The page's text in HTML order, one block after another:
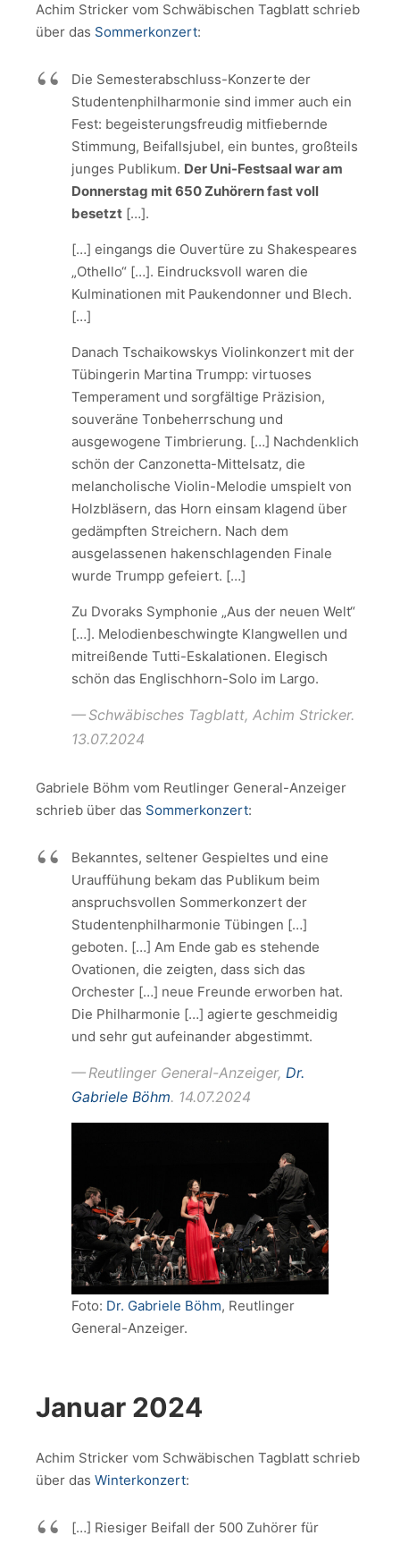
Achim Stricker vom Schwäbischen Tagblatt schrieb
über das Sommerkonzert:
Die Semesterabschluss-Konzerte der
Studentenphilharmonie sind immer auch ein
Fest: begeisterungsfreudig mitfiebernde
Stimmung, Beifallsjubel, ein buntes, großteils
junges Publikum. Der Uni-Festsaal war am
Donnerstag mit 650 Zuhörern fast voll
besetzt […].
[…] eingangs die Ouvertüre zu Shakespeares
„Othello“ […]. Eindrucksvoll waren die
Kulminationen mit Paukendonner und Blech.
[…]
Danach Tschaikowskys Violinkonzert mit der
Tübingerin Martina Trumpp: virtuoses
Temperament und sorgfältige Präzision,
souveräne Tonbeherrschung und
ausgewogene Timbrierung. […] Nachdenklich
schön der Canzonetta-Mittelsatz, die
melancholische Violin-Melodie umspielt von
Holzbläsern, das Horn einsam klagend über
gedämpften Streichern. Nach dem
ausgelassenen hakenschlagenden Finale
wurde Trumpp gefeiert. […]
Zu Dvoraks Symphonie „Aus der neuen Welt“
[…]. Melodienbeschwingte Klangwellen und
mitreißende Tutti-Eskalationen. Elegisch
schön das Englischhorn-Solo im Largo.
Schwäbisches Tagblatt, Achim Stricker.
13.07.2024
Gabriele Böhm vom Reutlinger General-Anzeiger
schrieb über das Sommerkonzert:
Bekanntes, seltener Gespieltes und eine
Urauffühung bekam das Publikum beim
anspruchsvollen Sommerkonzert der
Studentenphilharmonie Tübingen […]
geboten. […] Am Ende gab es stehende
Ovationen, die zeigten, dass sich das
Orchester […] neue Freunde erworben hat.
Die Philharmonie […] agierte geschmeidig
und sehr gut aufeinander abgestimmt.
Reutlinger General-Anzeiger, Dr.
Gabriele Böhm. 14.07.2024
Foto: Dr. Gabriele Böhm, Reutlinger
General-Anzeiger.
Januar 2024
Achim Stricker vom Schwäbischen Tagblatt schrieb
über das Winterkonzert:
[…] Riesiger Beifall der 500 Zuhörer für